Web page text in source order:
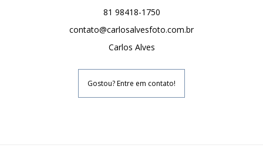
81 98418-1750
contato@carlosalvesfoto.com.br
Carlos Alves
Gostou? Entre em contato!